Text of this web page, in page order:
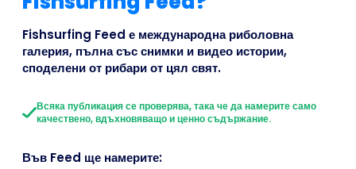
Fishsurfing Feed е международна риболовна
галерия, пълна със снимки и видео истории,
споделени от рибари от цял свят.
Всяка публикация се проверява, така че да намерите само
качествено, вдъхновяващо и ценно съдържание.
Във Feed ще намерите: